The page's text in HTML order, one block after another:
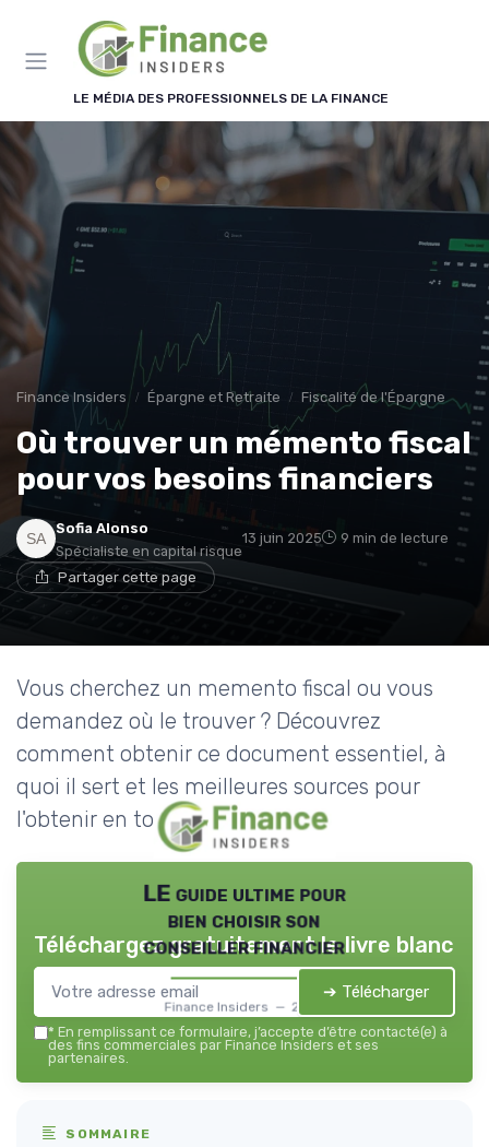
LE MÉDIA DES PROFESSIONNELS DE LA FINANCE
Finance Insiders Épargne et Retraite Fiscalité de l'Épargne
Où trouver un mémento fiscal
pour vos besoins financiers
Sofia Alonso
Spécialiste en capital risque
13 juin 2025 9 min de lecture
Partager cette page
Vous cherchez un memento fiscal ou vous
demandez où le trouver ? Découvrez
comment obtenir ce document essentiel, à
quoi il sert et les meilleures sources pour
l'obtenir en toute sécurité.
LE guide ultime pour
bien choisir son
conseiller financier
Finance Insiders — 2026
Téléchargez gratuitement le livre blanc
➔ Télécharger
* En remplissant ce formulaire, j’accepte d’être contacté(e) à
des fins commerciales par Finance Insiders et ses
partenaires.
SOMMAIRE